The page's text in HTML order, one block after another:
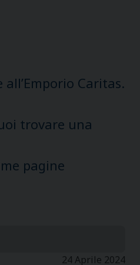
Caritas.
trovare una
pagine
24 Aprile 2024